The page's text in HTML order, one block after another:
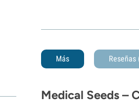
Más Reseñas
Medical Seeds –